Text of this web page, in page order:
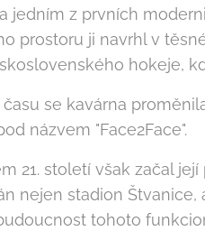
jedním z prvních
prostoru ji navrhl v
hokeje,
se kavárna
názvem "Face2Face".
21. století však začal
nejen stadion Štvanice,
tohoto